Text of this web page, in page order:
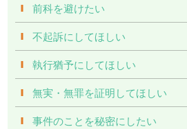
前科を避けたい
不起訴にしてほしい
執行猶予にしてほしい
無実・無罪を証明してほしい
事件のことを秘密にしたい